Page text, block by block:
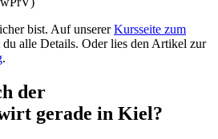
bist. Auf unsererKursseite zum
du alle Details. Oder lies den Artikel zur
.
der
gerade in Kiel?